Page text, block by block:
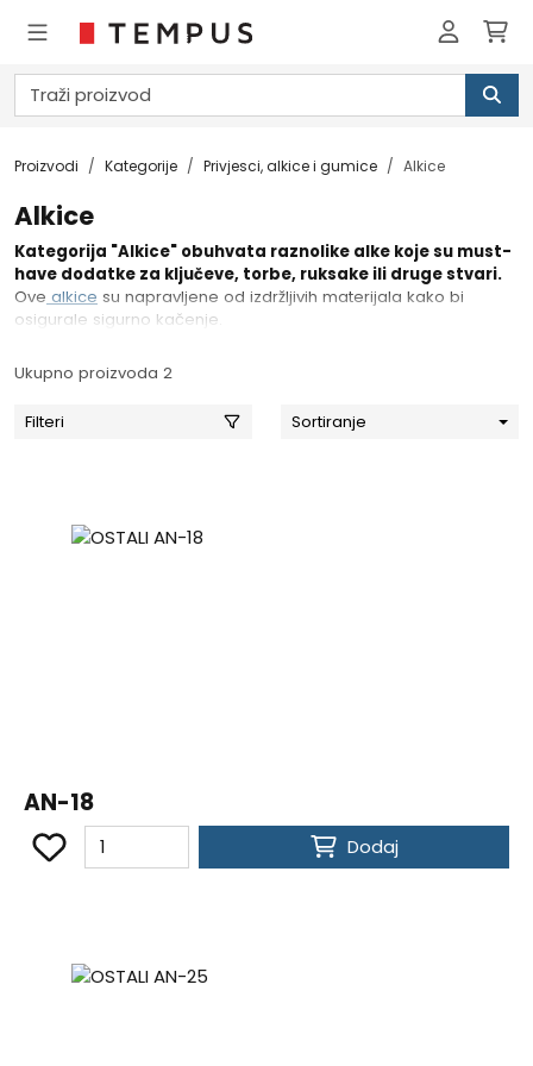
Proizvodi Kategorije Privjesci, alkice i gumice Alkice
Alkice
Kategorija "Alkice" obuhvata raznolike alke koje su must-
have dodatke za ključeve, torbe, ruksake ili druge stvari.
Ove alkice su napravljene od izdržljivih materijala kako bi
osigurale sigurno kačenje.
Ukupno proizvoda 2
Filteri Sortiranje
AN-18
Dodaj